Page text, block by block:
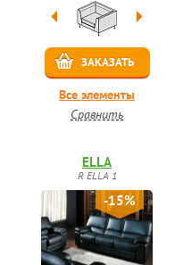
ЗАКАЗАТЬ
Все элементы
Сравнить
-15%
ELLA
R ELLA 1